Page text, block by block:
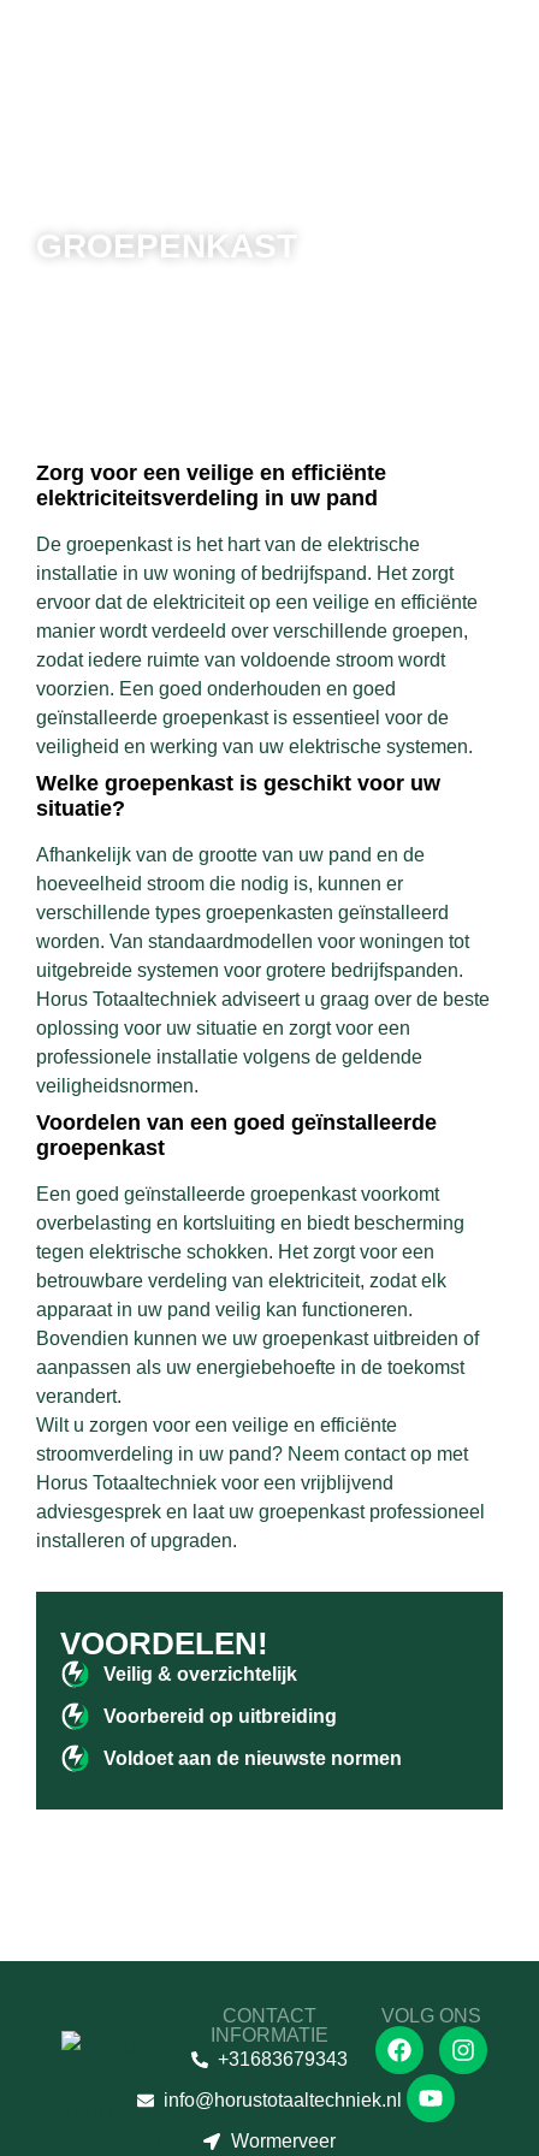
GROEPENKAST
Zorg voor een veilige en efficiënte
elektriciteitsverdeling in uw pand
De groepenkast is het hart van de elektrische
installatie in uw woning of bedrijfspand. Het zorgt
ervoor dat de elektriciteit op een veilige en efficiënte
manier wordt verdeeld over verschillende groepen,
zodat iedere ruimte van voldoende stroom wordt
voorzien. Een goed onderhouden en goed
geïnstalleerde groepenkast is essentieel voor de
veiligheid en werking van uw elektrische systemen.
Welke groepenkast is geschikt voor uw
situatie?
Afhankelijk van de grootte van uw pand en de
hoeveelheid stroom die nodig is, kunnen er
verschillende types groepenkasten geïnstalleerd
worden. Van standaardmodellen voor woningen tot
uitgebreide systemen voor grotere bedrijfspanden.
Horus Totaaltechniek adviseert u graag over de beste
oplossing voor uw situatie en zorgt voor een
professionele installatie volgens de geldende
veiligheidsnormen.
Voordelen van een goed geïnstalleerde
groepenkast
Een goed geïnstalleerde groepenkast voorkomt
overbelasting en kortsluiting en biedt bescherming
tegen elektrische schokken. Het zorgt voor een
betrouwbare verdeling van elektriciteit, zodat elk
apparaat in uw pand veilig kan functioneren.
Bovendien kunnen we uw groepenkast uitbreiden of
aanpassen als uw energiebehoefte in de toekomst
verandert.
Wilt u zorgen voor een veilige en efficiënte
stroomverdeling in uw pand? Neem contact op met
Horus Totaaltechniek voor een vrijblijvend
adviesgesprek en laat uw groepenkast professioneel
installeren of upgraden.
VOORDELEN!
Veilig & overzichtelijk
Voorbereid op uitbreiding
Voldoet aan de nieuwste normen
CONTACT
INFORMATIE
+31683679343
info@horustotaaltechniek.nl
Wormerveer
VOLG ONS